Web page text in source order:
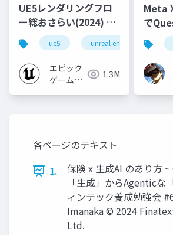
UE5レンダリングフロ
ー総おさらい(2024) 基
礎編！
[CEDEC+KYUSHU
2024]
ue5 unreal engine
エピック
ゲームズ
1.3M
Meta
で
各ページのテキスト
1.
保険 x 生成AI のあり方
「生成」からAgenticな
ィンテック養成勉強会
Imanaka © 2024
Ltd.